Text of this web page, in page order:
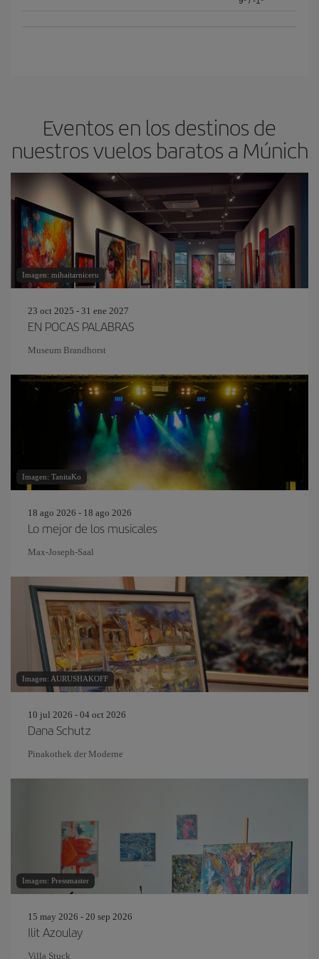
Eventos en los destinos de
nuestros vuelos baratos a Múnich
Imagen: mihaitarniceru
23 oct 2025 - 31 ene 2027
EN POCAS PALABRAS
Museum Brandhorst
Imagen: TanitaKo
18 ago 2026 - 18 ago 2026
Lo mejor de los musicales
Max-Joseph-Saal
Imagen: AURUSHAKOFF
10 jul 2026 - 04 oct 2026
Dana Schutz
Pinakothek der Moderne
Imagen: Pressmaster
15 may 2026 - 20 sep 2026
Ilit Azoulay
Villa Stuck